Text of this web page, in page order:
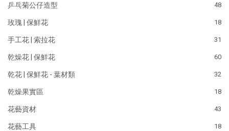
乒乓菊公仔造型 48
玫瑰 | 保鮮花 18
手工花 | 索拉花 31
乾燥花 | 保鮮花 60
乾花 | 保鮮花 - 葉材類 32
乾燥果實區 18
花藝資材 43
花藝工具 18